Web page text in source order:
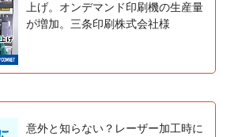
上げ。オンデマンド印刷機の生産量
が増加。三条印刷株式会社様
意外と知らない？レーザー加工時に